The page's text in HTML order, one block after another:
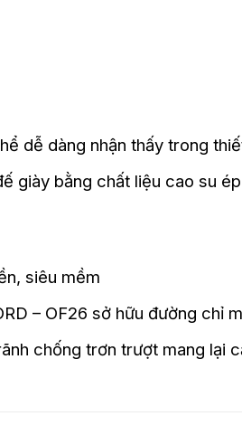
dễ dàng nhận thấy trong
giày bằng chất liệu cao su
siêu mềm
– OF26 sở hữu đường chỉ
chống trơn trượt mang lại